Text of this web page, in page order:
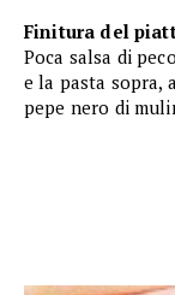
Finitura del
Poca salsa di
e la pasta sopra,
pepe nero di